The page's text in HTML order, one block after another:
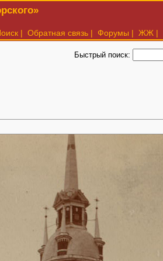
| Обратная связь | Форумы | ЖЖ |
Быстрый поиск: